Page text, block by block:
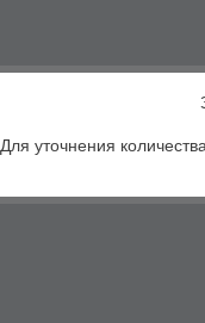
Для уточнения